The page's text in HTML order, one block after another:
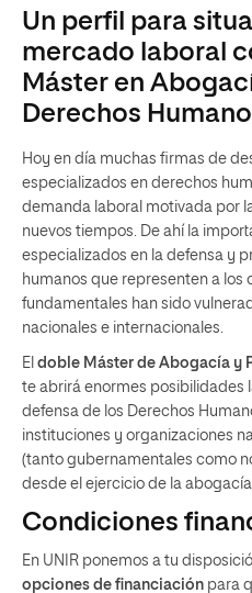
Un perfil para
mercado laboral
Máster en
Derechos
Hoy en día muchas firmas de
especializados en derechos
demanda laboral motivada por
nuevos tiempos. De ahí la
especializados en la defensa y
humanos que representen a los
fundamentales han sido
nacionales e internacionales.
El doble Máster de Abogacía y
te abrirá enormes posibilidades
defensa de los Derechos
instituciones y organizaciones
(tanto gubernamentales como
desde el ejercicio de la
Condiciones
En UNIR ponemos a tu
opciones de financiación para